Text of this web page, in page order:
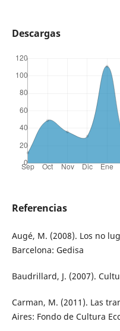
Descargas
Referencias
Augé, M. (2008). Los no
Barcelona: Gedisa
Baudrillard, J. (2007).
Carman, M. (2011). Las
Aires: Fondo de Cultura